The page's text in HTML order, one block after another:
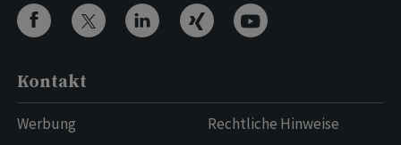
Kontakt
Werbung
Rechtliche Hinweise